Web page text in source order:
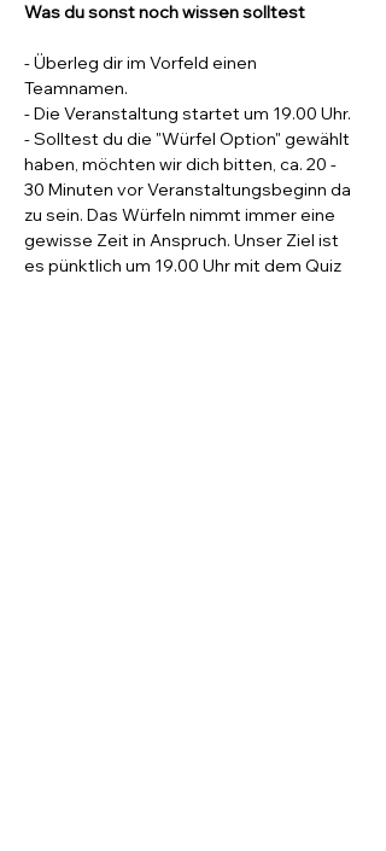
Was du sonst noch wissen solltest
- Überleg dir im Vorfeld einen
Teamnamen.
- Die Veranstaltung startet um 19.00 Uhr.
- Solltest du die "Würfel Option" gewählt
haben, möchten wir dich bitten, ca. 20 -
30 Minuten vor Veranstaltungsbeginn da
zu sein. Das Würfeln nimmt immer eine
gewisse Zeit in Anspruch. Unser Ziel ist
es pünktlich um 19.00 Uhr mit dem Quiz